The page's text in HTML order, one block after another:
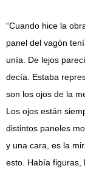
“Cuando hice la
panel del vagón
unía. De lejos
decía. Estaba
son los ojos de la
Los ojos están
distintos paneles
y una cara, es la
esto. Había figuras,